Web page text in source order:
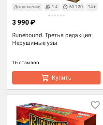
Дополнение 1-4 60-120 14+
Runebound. Третья редакция:
Нерушимые узы
16 отзывов
3 990 ₽
Купить